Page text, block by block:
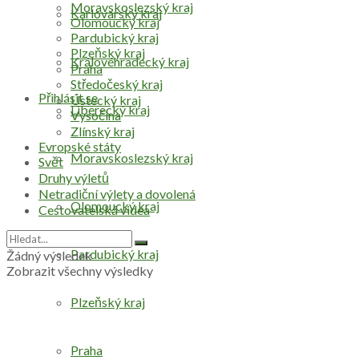
Přihlásit se
Karlovarský kraj
Královéhradecký kraj
Liberecký kraj
Moravskoslezský kraj
Olomoucký kraj
Pardubický kraj
Plzeňský kraj
Praha
Moravskoslezský kraj
Olomoucký kraj
Pardubický kraj
Plzeňský kraj
Praha
Středočeský kraj
Ústecký kraj
Vysočina
Zlínský kraj
Evropské státy
Svět
Druhy výletů
Netradiční výlety a dovolená
Cestovatelská videa
Žádný výsledek
Zobrazit všechny výsledky